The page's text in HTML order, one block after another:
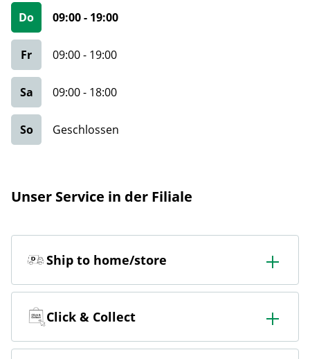
Do 09:00- 19:00
Fr 09:00- 19:00
Sa 09:00- 18:00
So Geschlossen
Unser Service in der Filiale
Ship to home/store
In der Filiale bestellen & in die Filiale oder nach Hause
liefern lassen.
Click & Collect
Online bestellen & kostenlos hier in der Filiale abholen